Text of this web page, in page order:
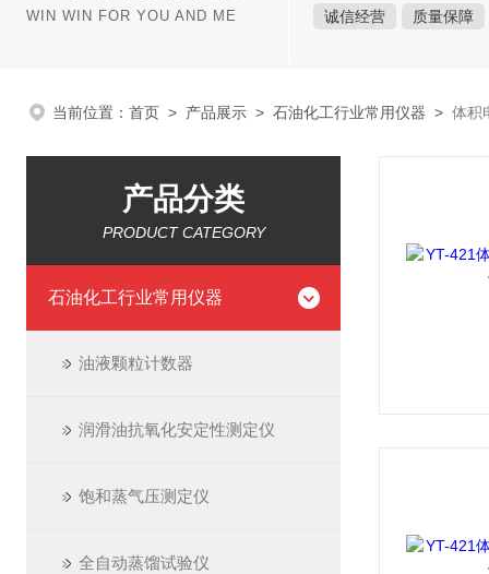
WIN WIN FOR YOU AND ME 诚信经营 质量保障
当前位置： 首页 > 产品展示 > 石油化工行业常用仪器 > 体积
产品分类
PRODUCT CATEGORY
石油化工行业常用仪器
油液颗粒计数器
润滑油抗氧化安定性测定仪
饱和蒸气压测定仪
全自动蒸馏试验仪